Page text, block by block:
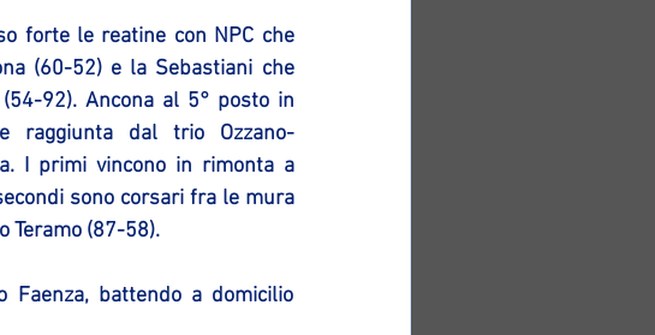
forte le reatine con NPC che
(60-52) e la Sebastiani che
92). Ancona al 5° posto in
raggiunta dal trio Ozzano-
I primi vincono in rimonta a
sono corsari fra le mura
Teramo (87-58).
battendo a domicilio